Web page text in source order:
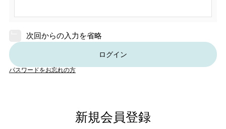
次回からの入力を省略
ログイン
パスワードをお忘れの方
新規会員登録